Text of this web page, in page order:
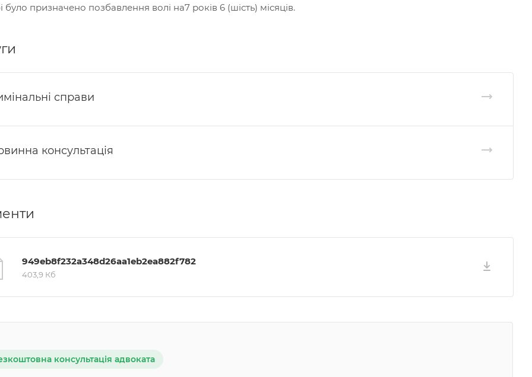
було призначено позбавлення волі на7 років 6 (шість) місяців.
справи
консультація
949eb8f232a348d26aa1eb2ea882f782
403,9 Кб
консультація адвоката